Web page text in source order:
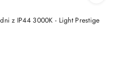
z IP44 3000K - Light Prestige